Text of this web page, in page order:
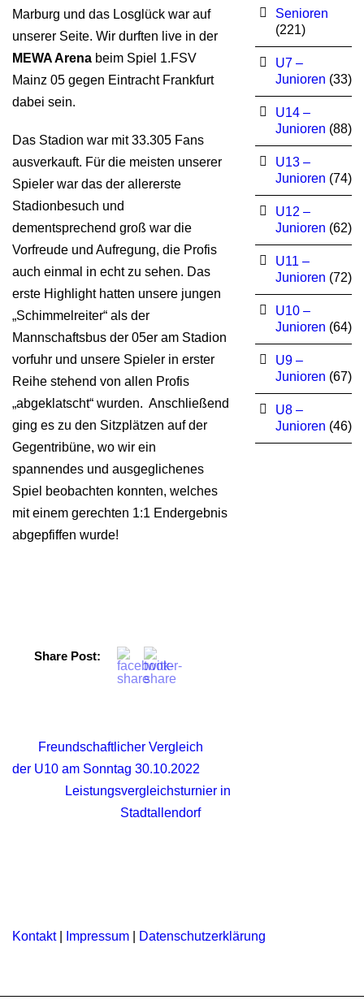
Marburg und das Losglück war auf
unserer Seite. Wir durften live in der
MEWA Arena beim Spiel 1.FSV
Mainz 05 gegen Eintracht Frankfurt
dabei sein.
Das Stadion war mit 33.305 Fans
ausverkauft. Für die meisten unserer
Spieler war das der allererste
Stadionbesuch und
dementsprechend groß war die
Vorfreude und Aufregung, die Profis
auch einmal in echt zu sehen. Das
erste Highlight hatten unsere jungen
„Schimmelreiter“ als der
Mannschaftsbus der 05er am Stadion
vorfuhr und unsere Spieler in erster
Reihe stehend von allen Profis
„abgeklatscht“ wurden. Anschließend
ging es zu den Sitzplätzen auf der
Gegentribüne, wo wir ein
spannendes und ausgeglichenes
Spiel beobachten konnten, welches
mit einem gerechten 1:1 Endergebnis
abgepfiffen wurde!
Share Post:
Freundschaftlicher Vergleich
der U10 am Sonntag 30.10.2022
Leistungsvergleichsturnier in
Stadtallendorf
Senioren
(221)
U7 –
Junioren (33)
U14 –
Junioren (88)
U13 –
Junioren (74)
U12 –
Junioren (62)
U11 –
Junioren (72)
U10 –
Junioren (64)
U9 –
Junioren (67)
U8 –
Junioren (46)
Kontakt| Impressum Datenschutzerklärung